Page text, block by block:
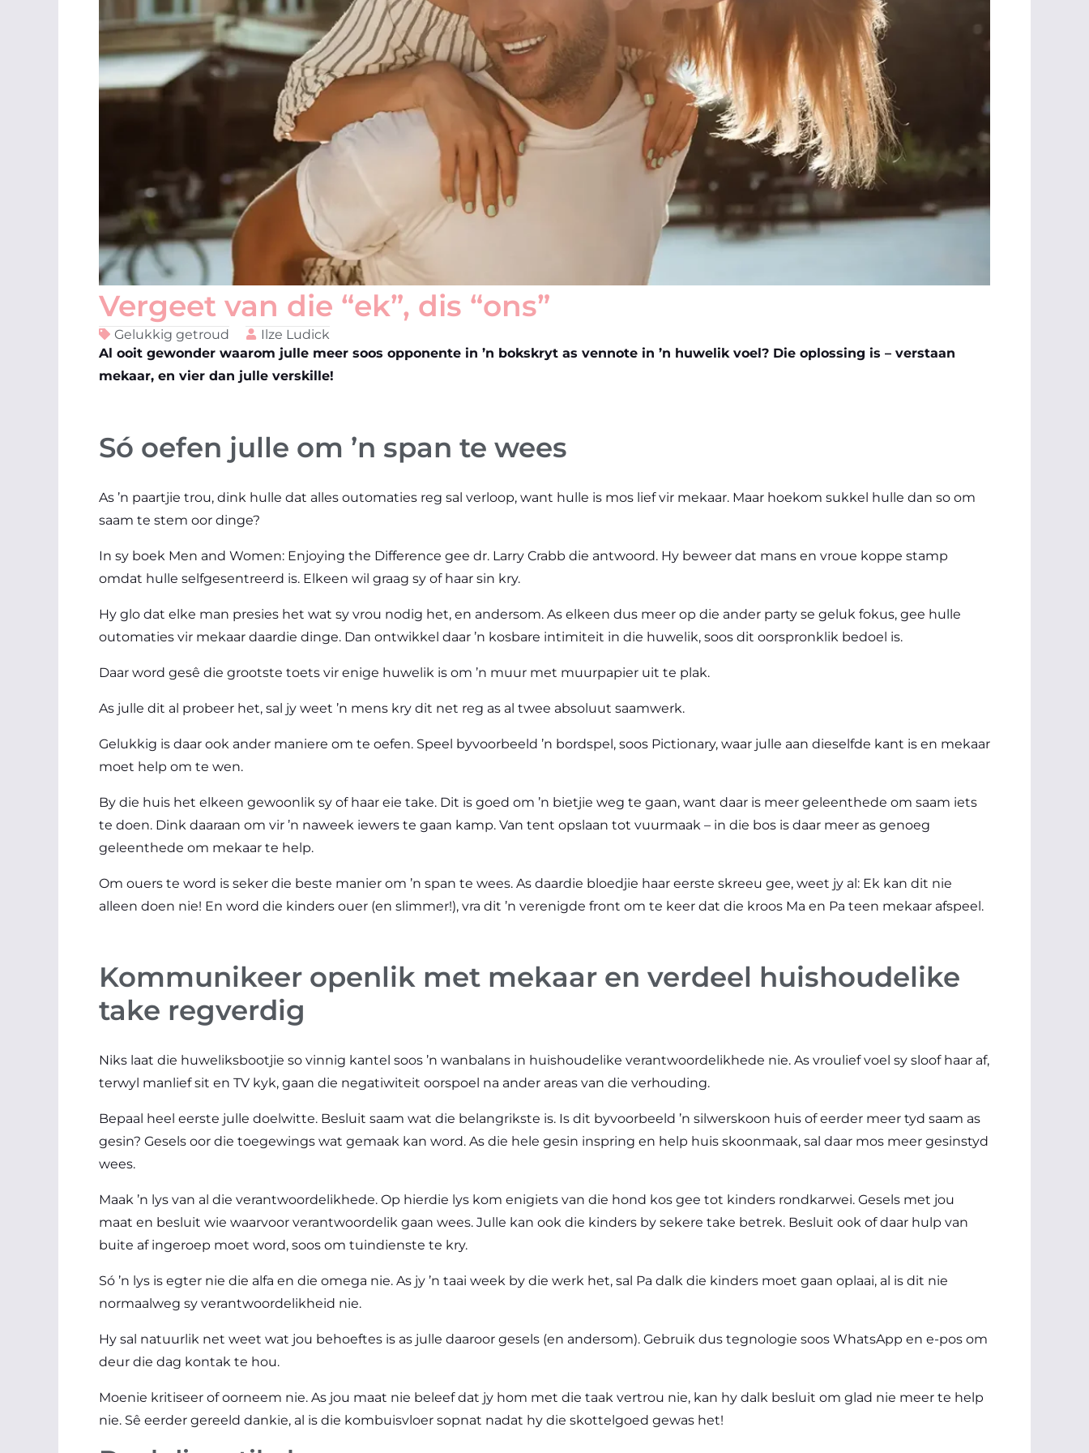
Vergeet van die “ek”, dis “ons”
Gelukkig getroud
Ilze Ludick
Al ooit gewonder waarom julle meer soos opponente in ’n bokskryt as vennote in ’n huwelik voel? Die oplossing is – verstaan
mekaar, en vier dan julle verskille!
Só oefen julle om ’n span te wees
As ’n paartjie trou, dink hulle dat alles outomaties reg sal verloop, want hulle is mos lief vir mekaar. Maar hoekom sukkel hulle dan so om
saam te stem oor dinge?
In sy boek Men and Women: Enjoying the Difference gee dr. Larry Crabb die antwoord. Hy beweer dat mans en vroue koppe stamp
omdat hulle selfgesentreerd is. Elkeen wil graag sy of haar sin kry.
Hy glo dat elke man presies het wat sy vrou nodig het, en andersom. As elkeen dus meer op die ander party se geluk fokus, gee hulle
outomaties vir mekaar daardie dinge. Dan ontwikkel daar ’n kosbare intimiteit in die huwelik, soos dit oorspronklik bedoel is.
Daar word gesê die grootste toets vir enige huwelik is om ’n muur met muurpapier uit te plak.
As julle dit al probeer het, sal jy weet ’n mens kry dit net reg as al twee absoluut saamwerk.
Gelukkig is daar ook ander maniere om te oefen. Speel byvoorbeeld ’n bordspel, soos Pictionary, waar julle aan dieselfde kant is en mekaar
moet help om te wen.
By die huis het elkeen gewoonlik sy of haar eie take. Dit is goed om ’n bietjie weg te gaan, want daar is meer geleenthede om saam iets
te doen. Dink daaraan om vir ’n naweek iewers te gaan kamp. Van tent opslaan tot vuurmaak – in die bos is daar meer as genoeg
geleenthede om mekaar te help.
Om ouers te word is seker die beste manier om ’n span te wees. As daardie bloedjie haar eerste skreeu gee, weet jy al: Ek kan dit nie
alleen doen nie! En word die kinders ouer (en slimmer!), vra dit ’n verenigde front om te keer dat die kroos Ma en Pa teen mekaar afspeel.
Kommunikeer openlik met mekaar en verdeel huishoudelike
take regverdig
Niks laat die huweliksbootjie so vinnig kantel soos ’n wanbalans in huishoudelike verantwoordelikhede nie. As vroulief voel sy sloof haar af,
terwyl manlief sit en TV kyk, gaan die negatiwiteit oorspoel na ander areas van die verhouding.
Bepaal heel eerste julle doelwitte. Besluit saam wat die belangrikste is. Is dit byvoorbeeld ’n silwerskoon huis of eerder meer tyd saam as
gesin? Gesels oor die toegewings wat gemaak kan word. As die hele gesin inspring en help huis skoonmaak, sal daar mos meer gesinstyd
wees.
Maak ’n lys van al die verantwoordelikhede. Op hierdie lys kom enigiets van die hond kos gee tot kinders rondkarwei. Gesels met jou
maat en besluit wie waarvoor verantwoordelik gaan wees. Julle kan ook die kinders by sekere take betrek. Besluit ook of daar hulp van
buite af ingeroep moet word, soos om tuindienste te kry.
Só ’n lys is egter nie die alfa en die omega nie. As jy ’n taai week by die werk het, sal Pa dalk die kinders moet gaan oplaai, al is dit nie
normaalweg sy verantwoordelikheid nie.
Hy sal natuurlik net weet wat jou behoeftes is as julle daaroor gesels (en andersom). Gebruik dus tegnologie soos WhatsApp en e-pos om
deur die dag kontak te hou.
Moenie kritiseer of oorneem nie. As jou maat nie beleef dat jy hom met die taak vertrou nie, kan hy dalk besluit om glad nie meer te help
nie. Sê eerder gereeld dankie, al is die kombuisvloer sopnat nadat hy die skottelgoed gewas het!